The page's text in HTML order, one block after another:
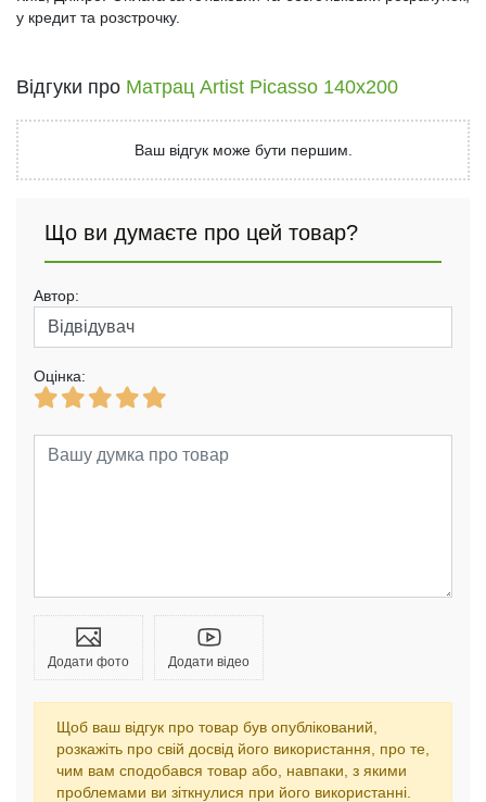
у кредит та розстрочку.
Відгуки про Матрац Artist Picasso 140x200
Ваш відгук може бути першим.
Що ви думаєте про цей товар?
Автор:
Оцінка:
Додати фото Додати відео
Щоб ваш відгук про товар був опублікований,
розкажіть про свій досвід його використання, про те,
чим вам сподобався товар або, навпаки, з якими
проблемами ви зіткнулися при його використанні.